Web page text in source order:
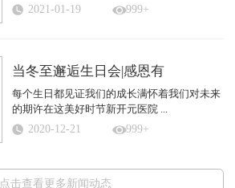
2021-01-19 999+
当冬至邂逅生日会|感恩有
每个生日都见证我们的成长满怀着我们对未来
的期许在这美好时节新开元医院 ...
2020-12-21 999+
点击查看更多新闻动态